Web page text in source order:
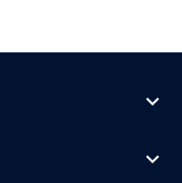
expand_more
expand_more